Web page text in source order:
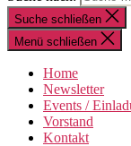
Suche schließen
Menü schließen
Home
Newsletter
Events /
Vorstand
Kontakt